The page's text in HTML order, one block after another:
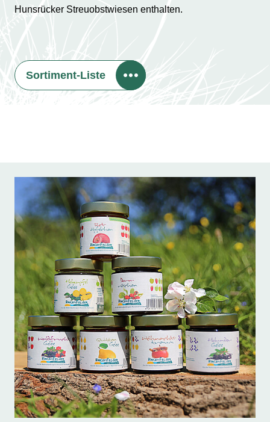
Hunsrücker Streuobstwiesen enthalten.
Sortiment-Liste